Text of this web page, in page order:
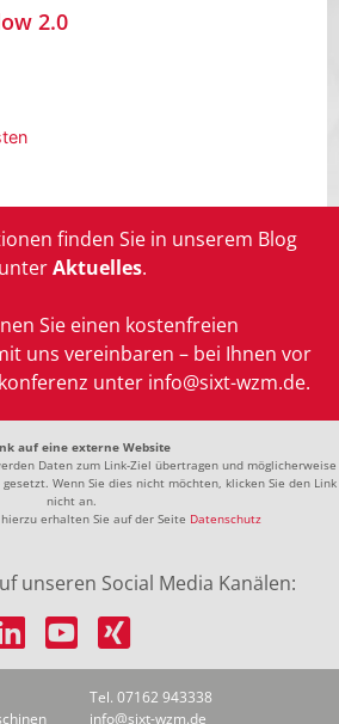
2.0
finden Sie in unserem Blog
unterAktuelles.
Sie einen kostenfreien
uns vereinbaren – bei Ihnen vor
unter info@sixt-wzm.de.
auf eine externe Website
Daten zum Link-Ziel übertragen und möglicherweise
Wenn Sie dies nicht möchten, klicken Sie den Link
nicht an.
erhalten Sie auf der Seite Datenschutz
unseren Social Media Kanälen:
Tel. 07162 943338
info@sixt-wzm.de